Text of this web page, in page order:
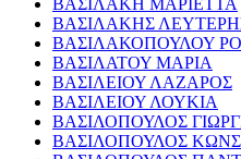
ΒΑΣΙΛΑΚΗ ΜΑΡΙΕΤΤΑ
ΒΑΣΙΛΑΚΗΣ
ΒΑΣΙΛΑΚΟΠΟΥΛΟΥ
ΒΑΣΙΛΑΤΟΥ ΜΑΡΙΑ
ΒΑΣΙΛΕΙΟΥ ΛΑΖΑΡΟΣ
ΒΑΣΙΛΕΙΟΥ ΛΟΥΚΙΑ
ΒΑΣΙΛΟΠΟΥΛΟΣ
ΒΑΣΙΛΟΠΟΥΛΟΣ